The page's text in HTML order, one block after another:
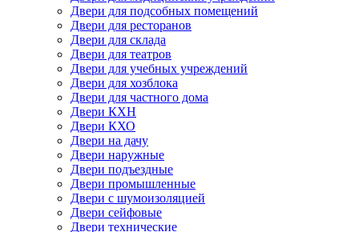
Двери для подсобных помещений
Двери для ресторанов
Двери для склада
Двери для театров
Двери для учебных учреждений
Двери для хозблока
Двери для частного дома
Двери КХН
Двери КХО
Двери на дачу
Двери наружные
Двери подъездные
Двери промышленные
Двери с шумоизоляцией
Двери сейфовые
Двери технические